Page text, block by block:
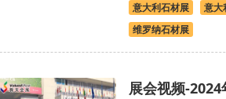
意大利石材展
意大
维罗纳石材展
展会视频-